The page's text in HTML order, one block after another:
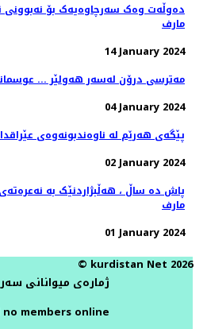
دەوڵەت وەک سەرچاوەیەک بۆ
مارف
14 January 2024
مەترسی درۆن لەسەر هەولێر ...
04 January 2024
پێگەی هەرێم لە ناوەندبونەوەی
02 January 2024
پاش دە ساڵ ، هەڵبژاردنێک بە
مارف
01 January 2024
© kurdistan Net 2026
ژمارەی میوانانی
members online